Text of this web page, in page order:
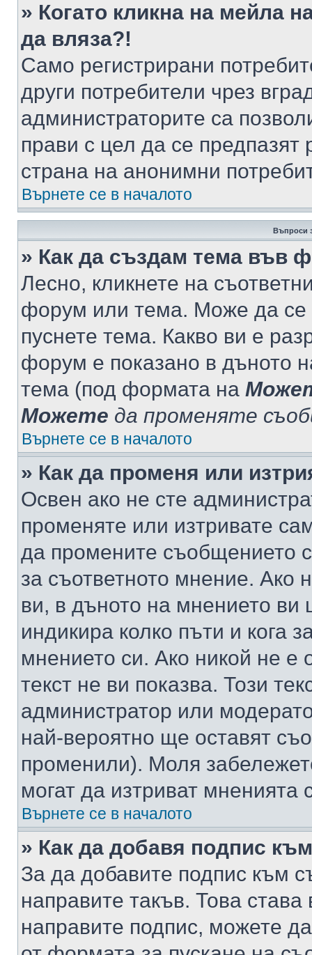
» Когато кликна на мейла
да вляза?!
Само регистрирани
други потребители чрез
администраторите са
прави с цел да се предпазят
страна на анонимни
Върнете се в началото
Въпроси
» Как да създам тема във
Лесно, кликнете на
форум или тема. Може да се
пуснете тема. Какво ви е
форум е показано в дъното
тема (под формата на
Можете да променяте
Върнете се в началото
» Как да променя или
Освен ако не сте
променяте или изтривате
да промените съобщението
за съответното мнение. Ако
ви, в дъното на мнението ви
индикира колко пъти и кога
мнението си. Ако никой не е
текст не ви показва. Този
администратор или
най-вероятно ще оставят
променили). Моля
могат да изтриват мненията
Върнете се в началото
» Как да добавя подпис
За да добавите подпис към
направите такъв. Това
направите подпис, можете